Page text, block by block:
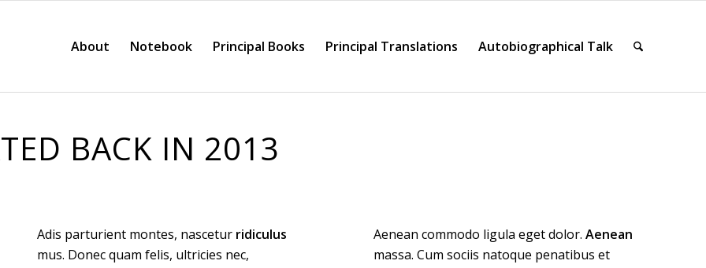
About Notebook Principal Books Principal Translations Autobiographical Talk
BACK IN 2013
Adis parturient montes, nascetur ridiculus
mus. Donec quam felis, ultricies nec,
Aenean commodo ligula eget dolor.Aenean
massa. Cum sociis natoque penatibus et